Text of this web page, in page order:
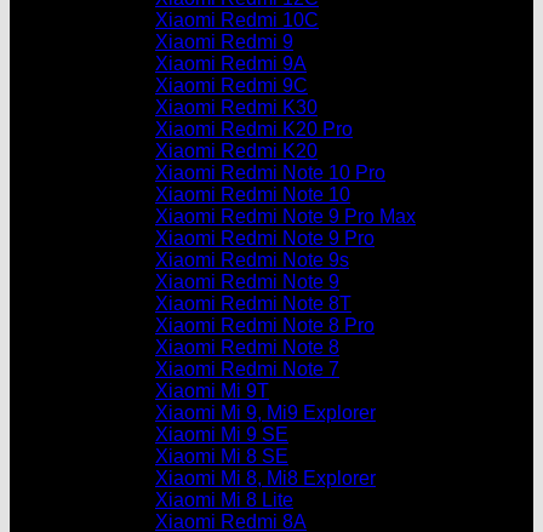
Xiaomi Redmi 10C
Xiaomi Redmi 9
Xiaomi Redmi 9A
Xiaomi Redmi 9C
Xiaomi Redmi K30
Xiaomi Redmi K20 Pro
Xiaomi Redmi K20
Xiaomi Redmi Note 10 Pro
Xiaomi Redmi Note 10
Xiaomi Redmi Note 9 Pro Max
Xiaomi Redmi Note 9 Pro
Xiaomi Redmi Note 9s
Xiaomi Redmi Note 9
Xiaomi Redmi Note 8T
Xiaomi Redmi Note 8 Pro
Xiaomi Redmi Note 8
Xiaomi Redmi Note 7
Xiaomi Mi 9T
Xiaomi Mi 9, Mi9 Explorer
Xiaomi Mi 9 SE
Xiaomi Mi 8 SE
Xiaomi Mi 8, Mi8 Explorer
Xiaomi Mi 8 Lite
Xiaomi Redmi 8A